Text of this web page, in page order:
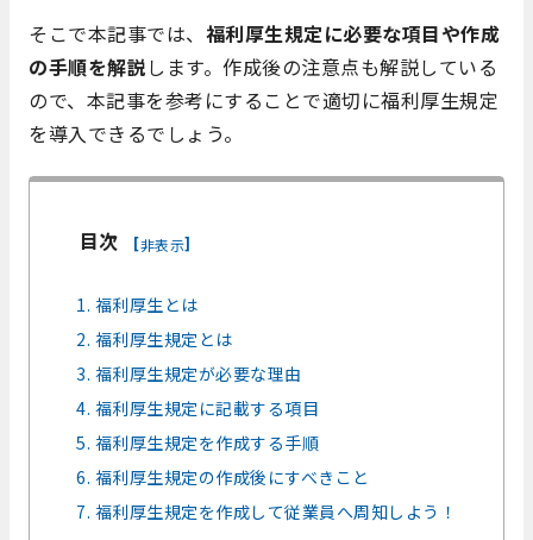
そこで本記事では、 福利厚生規定に必要な項目や作成
の手順を解説します。作成後の注意点も解説している
ので、本記事を参考にすることで適切に福利厚生規定
を導入できるでしょう。
目次 [非表示]
1. 福利厚生とは
2. 福利厚生規定とは
3. 福利厚生規定が必要な理由
4. 福利厚生規定に記載する項目
5. 福利厚生規定を作成する手順
6. 福利厚生規定の作成後にすべきこと
7. 福利厚生規定を作成して従業員へ周知しよう！